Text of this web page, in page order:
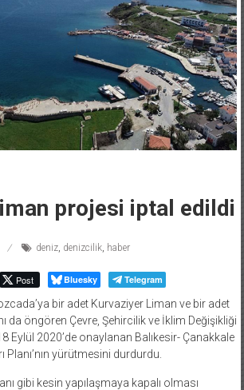
projesi iptal edildi
deniz, denizcilik, haber
Post Bluesky Telegram
bir adet Kurvaziyer Liman ve bir adet
da öngören Çevre, Şehircilik ve İklim Değişikliği
Eylül 2020’de onaylanan Balıkesir- Çanakkale
Planı’nın yürütmesini durdurdu.
gibi kesin yapılaşmaya kapalı olması